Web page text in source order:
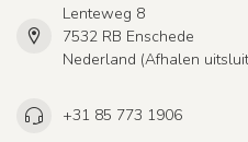
Lenteweg 8
7532 RB Enschede
Nederland (Afhalen
+31 85 773 1906